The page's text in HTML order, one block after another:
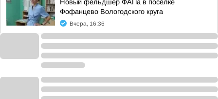
Новый фельдшер ФАПа в посёлке
Фофанцево Вологодского круга
Вчера, 16:36